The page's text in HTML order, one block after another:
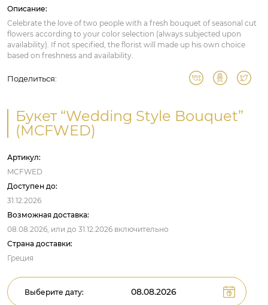
Описание:
Celebrate the love of two people with a fresh bouquet of seasonal cut
flowers according to your color selection (always subjected upon
availability). If not specified, the florist will made up his own choice
based on freshness and availability.
Поделиться:
Букет “Wedding Style Bouquet”
(MCFWED)
Артикул:
MCFWED
Доступен до:
31.12.2026
Возможная доставка:
08.08.2026, или до 31.12.2026 включительно
Страна доставки:
Греция
Выберите дату: